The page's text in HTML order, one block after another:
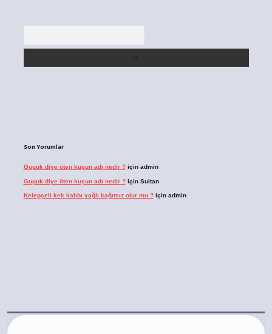
Son Yorumlar
Guguk diye öten kuşun adı nedir ?için admin
Guguk diye öten kuşun adı nedir ?için Sultan
Kelepçeli kek kalıbı yağlı kağıtsız olur mu ?için admin